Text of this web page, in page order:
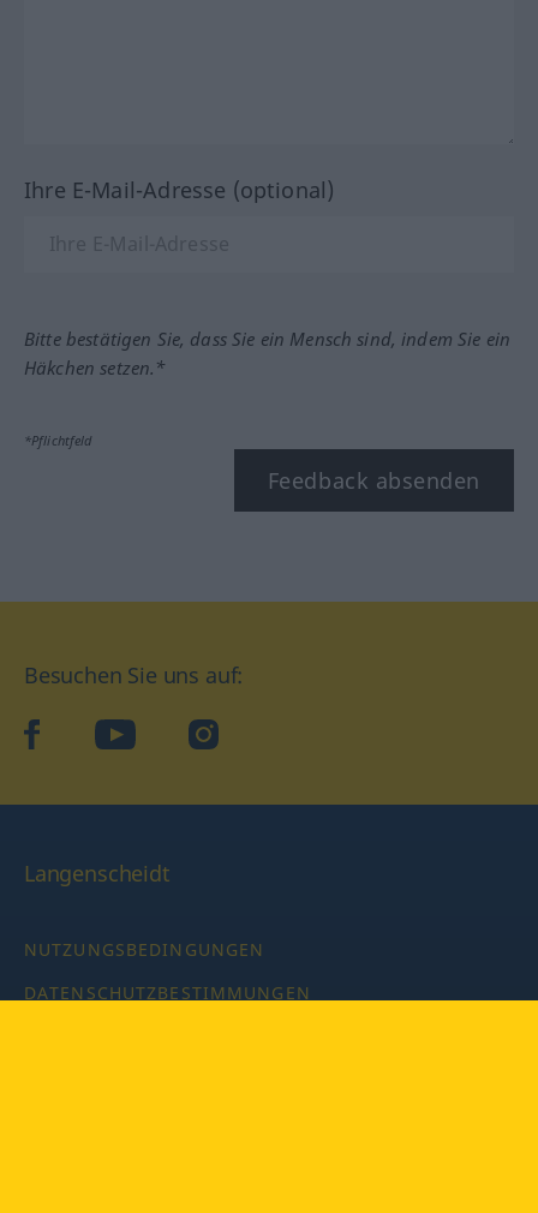
Ihre E-Mail-Adresse (optional)
Bitte bestätigen Sie, dass Sie ein Mensch sind, indem Sie ein
Häkchen setzen.*
*Pflichtfeld
Feedback absenden
Besuchen Sie uns auf:
facebookYouTube Instagram
Langenscheidt
NUTZUNGSBEDINGUNGEN
DATENSCHUTZBESTIMMUNGEN